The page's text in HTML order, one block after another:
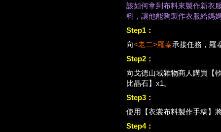
該如何拿到布料來製作新衣
料，讓他能夠製作衣服給媽
Step1：
向<老二>羅泰承接任務，羅
Step2：
向戈德山域雜物商人購買【
比晶石】x1。
Step3：
使用 【衣裳布料製作手稿】
Step4：